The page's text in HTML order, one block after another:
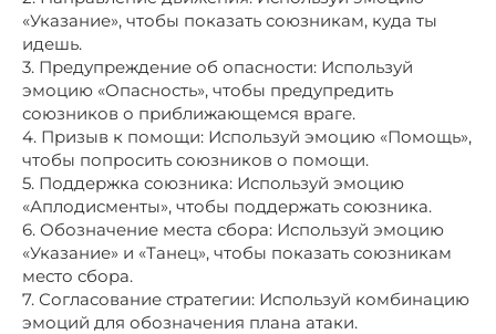
«Указание», чтобы показать союзникам, куда ты
идешь.
3. Предупреждение об опасности: Используй
эмоцию «Опасность», чтобы предупредить
союзников о приближающемся враге.
4. Призыв к помощи: Используй эмоцию «Помощь»,
чтобы попросить союзников о помощи.
5. Поддержка союзника: Используй эмоцию
«Аплодисменты», чтобы поддержать союзника.
6. Обозначение места сбора: Используй эмоцию
«Указание» и «Танец», чтобы показать союзникам
место сбора.
7. Согласование стратегии: Используй комбинацию
эмоций для обозначения плана атаки.